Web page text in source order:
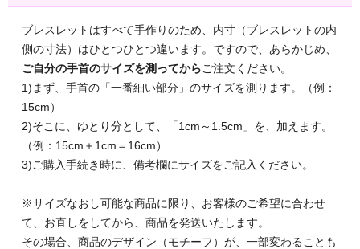
ブレスレットはすべて手作りのため、内寸（ブレスレットの内
側の寸法）はひとつひとつ違います。ですので、あらかじめ、
ご自分の手首のサイズを測ってから ご注文ください。
1)まず、手首の「一番細い部分」のサイズを測ります。（例：
15cm）
2)そこに、ゆとり分として、「1cm～1.5cm」を、加えます。
（例：15cm＋1cm＝16cm）
3)ご購入手続き時に、備考欄にサイズをご記入ください。
※サイズなおし可能な商品に限り、お客様のご希望に合わせ
て、お直しをしてから、商品を発送いたします。
その場合、商品のデザイン（モチーフ）が、一部変わることも